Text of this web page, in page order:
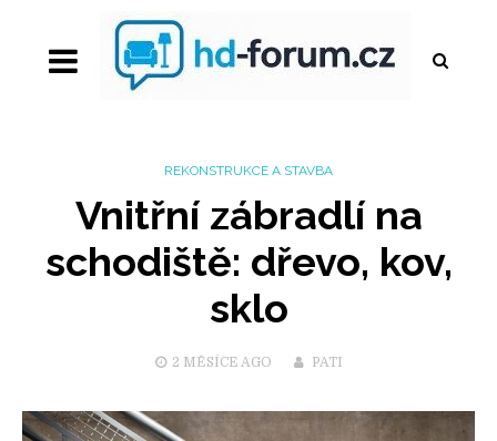
REKONSTRUKCE A STAVBA
Vnitřní zábradlí na
schodiště: dřevo, kov,
sklo
2 MĚSÍCEAGO PATI